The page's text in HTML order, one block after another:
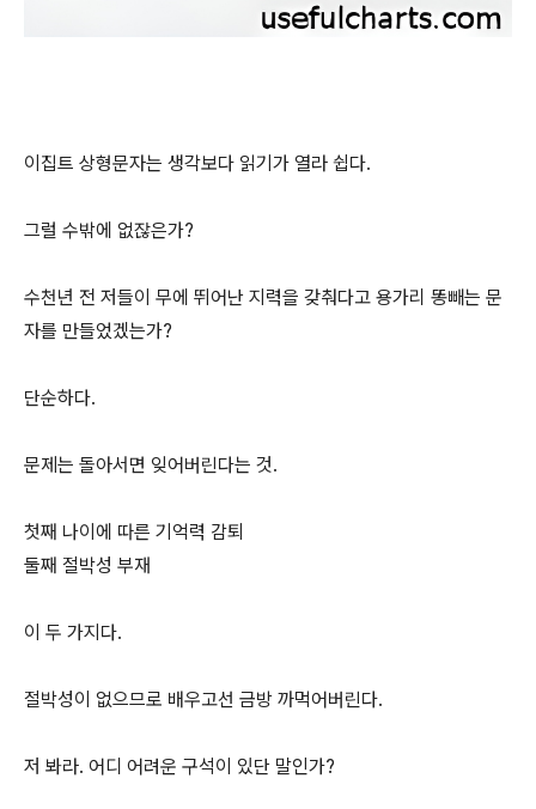
이집트 상형문자는 생각보다 읽기가 열라 쉽다.
그럴 수밖에 없잖은가?
수천년 전 저들이 무에 뛰어난 지력을 갖춰다고 용가리 똥빼는 문
자를 만들었겠는가?
단순하다.
문제는 돌아서면 잊어버린다는 것.
첫째 나이에 따른 기억력 감퇴
둘째 절박성 부재
이 두 가지다.
절박성이 없으므로 배우고선 금방 까먹어버린다.
저 봐라. 어디 어려운 구석이 있단 말인가?